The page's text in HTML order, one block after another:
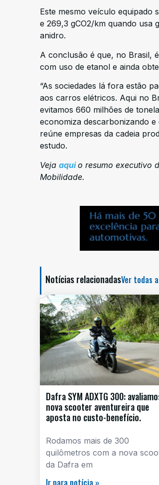
Este mesmo veículo equipado
e 269,3 gCO2/km quando usa
anidro.
A conclusão é que, no Brasil,
com uso de etanol e ainda
“As sociedades lá fora estão
aos carros elétricos. Aqui no
evitamos 660 milhões de
economiza descarbonizando
reúne empresas da cadeia
estudo.
Veja aquio resumo executivo
Mobilidade.
Notícias relacionadasVer todas
Dafra SYM ADXTG 300:
nova scooter aventureira que
aposta no custo-benefício.
Rodamos mais de 300
quilômetros com a nova
da Dafra em